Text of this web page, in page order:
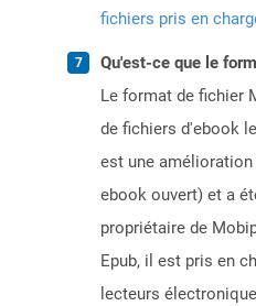
fichiers pris en
Qu'est-ce que le
Le format de fichier
de fichiers d'ebook
est une
ebook ouvert) et a
propriétaire de
Epub, il est pris en
lecteurs